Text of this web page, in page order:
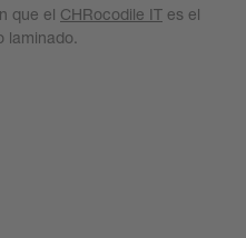
que el CHRocodile IT es el
laminado.